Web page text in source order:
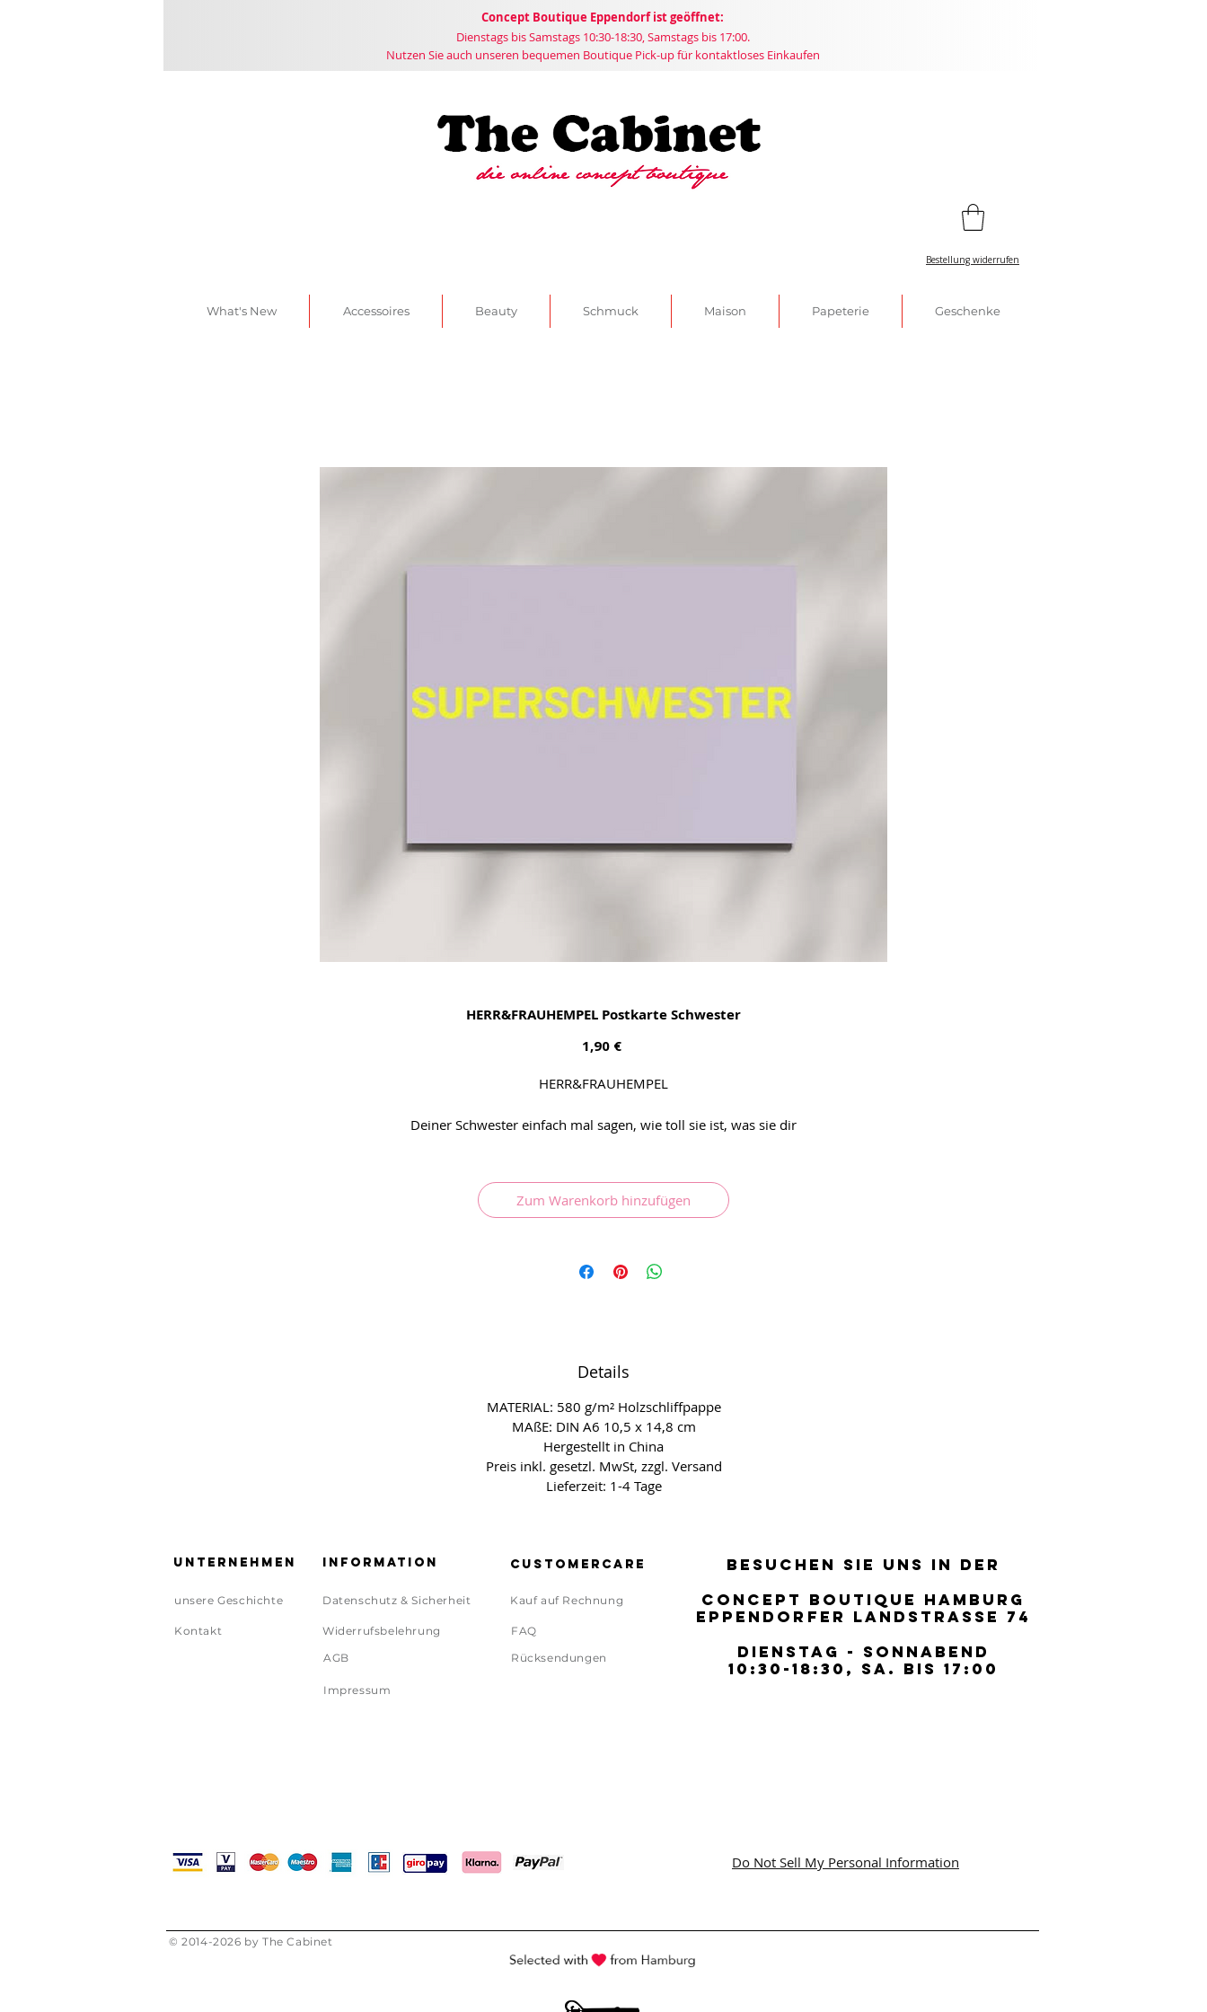
Concept Boutique Eppendorf ist geöffnet:
Dienstags bis Samstags 10:30-18:30, Samstags bis 17:00.
Nutzen Sie auch unseren bequemen Boutique Pick-up für kontaktloses Einkaufen
Bestellung widerrufen
What's New Accessoires Beauty Schmuck Maison Papeterie Geschenke
HERR&FRAUHEMPEL Postkarte Schwester
1,90 €Preis
HERR&FRAUHEMPEL
Deiner Schwester einfach mal sagen, wie toll sie ist, was sie dir
Hinstellen oder für den Kühlschrank
Zum Warenkorb hinzufügen
Details
MATERIAL: 580 g/m² Holzschliffpappe
MAßE: DIN A6 10,5 x 14,8 cm
Hergestellt in China
Preis inkl. gesetzl. MwSt, zzgl. Versand
Lieferzeit: 1-4 Tage
Unternehmen
unsere Geschichte
Kontakt
Information
Datenschutz & Sicherheit
Widerrufsbelehrung
AGB
Customercare
Kauf auf Rechnung
FAQ
Rücksendungen
BESUCHEN SIE UNS IN DER
CONCEPT BOUTIQUE HAMBURG
EPPENDORFER LANDSTRASSE 74
DIENSTAG - SONNABEND
10:30-18:30, SA. BIS 17:00
BESUCHEN SIE UNS IN DER
CONCEPT BOUTIQUE HAMBURG
EPPENDORFER LANDSTRASSE 74
DIENSTAG - SONNABEND
10:30-18:30, SA. BIS 17:00
Impressum
Do Not Sell My Personal Information
© 2014-2026 by The Cabinet